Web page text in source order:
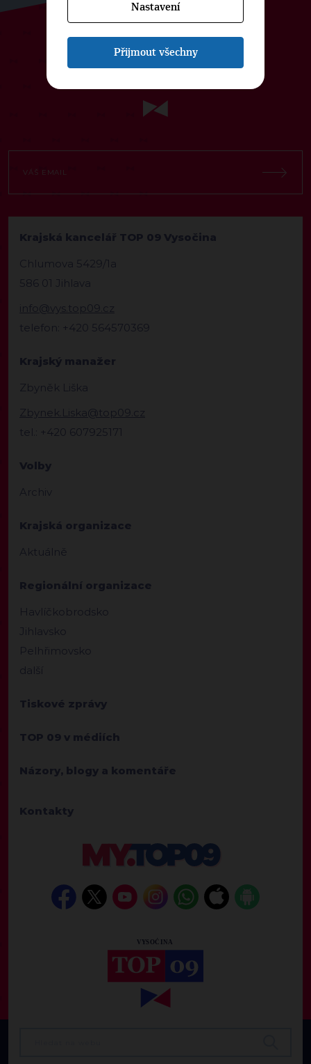
ODEBÍREJTE NÁŠ TOPOVÝ
Krajská kancelář TOP 09 Vysočina
Chlumova 5429/1a
586 01 Jihlava
info@vys.top09.cz
telefon: +420 564570369
Krajský manažer
Zbyněk Liška
Zbynek.Liska@top09.cz
tel.: +420 607925171
Volby
Archiv
Krajská organizace
Aktuálně
Regionální organizace
Havlíčkobrodsko
Jihlavsko
Pelhřimovsko
další
Tiskové zprávy
TOP 09 v médiích
Názory, blogy a komentáře
Kontakty
Nastavení
Přijmout všechny